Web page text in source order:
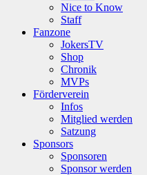
Nice to Know
Staff
Fanzone
JokersTV
Shop
Chronik
MVPs
Förderverein
Infos
Mitglied werden
Satzung
Sponsors
Sponsoren
Sponsor werden